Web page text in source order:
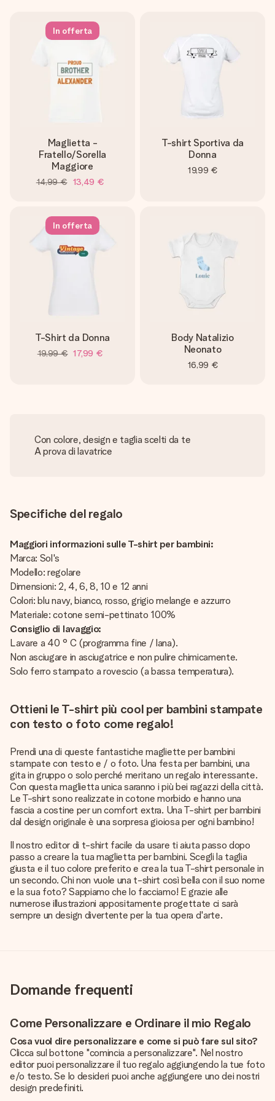
In offerta
Maglietta -
Fratello/Sorella
Maggiore
14,99 € 13,49 €
T-shirt Sportiva da
Donna
19,99 €
In offerta
T-Shirt da Donna
19,99 € 17,99 €
Body Natalizio
Neonato
16,99 €
Con colore, design e taglia scelti da te
A prova di lavatrice
Specifiche del regalo
Maggiori informazioni sulle T-shirt per bambini:
Marca: Sol's
Modello: regolare
Dimensioni: 2, 4, 6, 8, 10 e 12 anni
Colori: blu navy, bianco, rosso, grigio melange e azzurro
Materiale: cotone semi-pettinato 100%
Consiglio di lavaggio:
Lavare a 40 ° C (programma fine / lana).
Non asciugare in asciugatrice e non pulire chimicamente.
Solo ferro stampato a rovescio (a bassa temperatura).
Ottieni le T-shirt più cool per bambini stampate
con testo o foto come regalo!
Prendi una di queste fantastiche magliette per bambini
stampate con testo e / o foto. Una festa per bambini, una
gita in gruppo o solo perché meritano un regalo interessante.
Con questa maglietta unica saranno i più bei ragazzi della città.
Le T-shirt sono realizzate in cotone morbido e hanno una
fascia a costine per un comfort extra. Una T-shirt per bambini
dal design originale è una sorpresa gioiosa per ogni bambino!
Il nostro editor di t-shirt facile da usare ti aiuta passo dopo
passo a creare la tua maglietta per bambini. Scegli la taglia
giusta e il tuo colore preferito e crea la tua T-shirt personale in
un secondo. Chi non vuole una t-shirt così bella con il suo nome
e la sua foto? Sappiamo che lo facciamo! E grazie alle
numerose illustrazioni appositamente progettate ci sarà
sempre un design divertente per la tua opera d'arte.
Domande frequenti
Come Personalizzare e Ordinare il mio Regalo
Cosa vuol dire personalizzare e come si può fare sul sito?
Clicca sul bottone "comincia a personalizzare". Nel nostro
editor puoi personalizzare il tuo regalo aggiungendo la tue foto
e/o testo. Se lo desideri puoi anche aggiungere uno dei nostri
design predefiniti.